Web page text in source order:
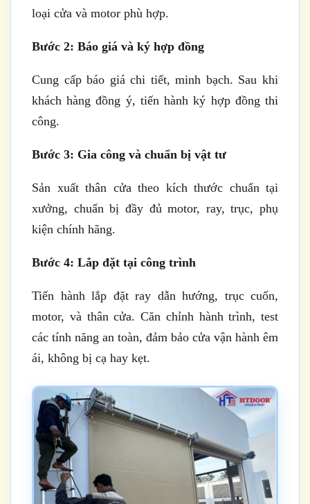
loại cửa và motor phù hợp.
Bước 2: Báo giá và ký hợp đồng
Cung cấp báo giá chi tiết, minh bạch. Sau khi
khách hàng đồng ý, tiến hành ký hợp đồng thi
công.
Bước 3: Gia công và chuẩn bị vật tư
Sản xuất thân cửa theo kích thước chuẩn tại
xưởng, chuẩn bị đầy đủ motor, ray, trục, phụ
kiện chính hãng.
Bước 4: Lắp đặt tại công trình
Tiến hành lắp đặt ray dẫn hướng, trục cuốn,
motor, và thân cửa. Căn chỉnh hành trình, test
các tính năng an toàn, đảm bảo cửa vận hành êm
ái, không bị cạ hay kẹt.